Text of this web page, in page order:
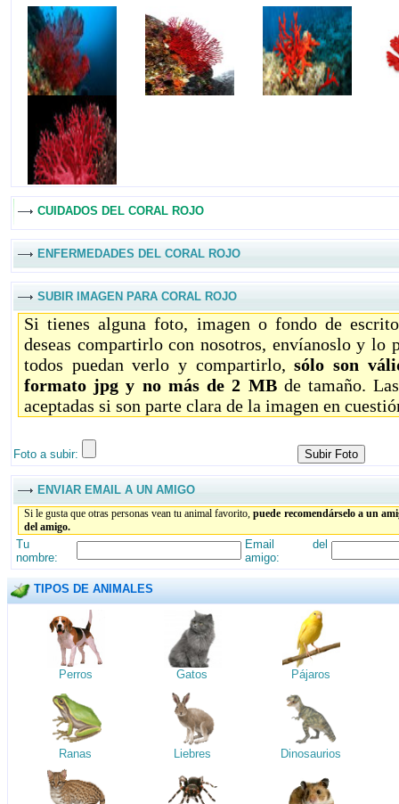
CUIDADOS DEL CORAL ROJO
ENFERMEDADES DEL CORAL ROJO
SUBIR IMAGEN PARA CORAL ROJO
Si tienes alguna foto, imagen o fondo de
deseas compartirlo con nosotros, envíanoslo y lo
todos puedan verlo y compartirlo,sólo son
formato jpg y no más de 2 MBde tamaño.
aceptadas si son parte clara de la imagen en
Foto a subir:
ENVIAR EMAIL A UN AMIGO
Si le gusta que otras personas vean tu animal favorito,puede recomendárselo a un
del amigo.
Tu
nombre:
Email del
amigo:
TIPOS DE ANIMALES
Perros Gatos Pájaros
Ranas Liebres Dinosaurios